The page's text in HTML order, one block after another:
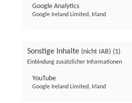
Google Analytics
Google Ireland Limited, Irland
Sonstige Inhalte (nicht IAB) (1)
Einbindung zusätzlicher Informationen
YouTube
Google Ireland Limited, Irland